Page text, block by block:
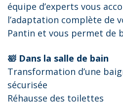
équipe d’experts vous
l’adaptation complète de
Pantin et vous permet de
🛀 Dans la salle de bain
Transformation d’une
sécurisée
Réhausse des toilettes